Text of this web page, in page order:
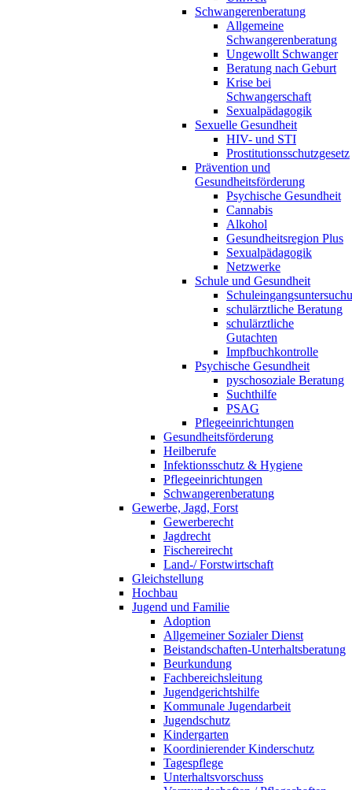
Schwangerenberatung
Allgemeine
Schwangerenberatung
Ungewollt Schwanger
Beratung nach Geburt
Krise bei
Schwangerschaft
Sexualpädagogik
Sexuelle Gesundheit
HIV- und STI
Prostitutionsschutzgesetz
Prävention und
Gesundheitsförderung
Psychische Gesundheit
Cannabis
Alkohol
Gesundheitsregion Plus
Sexualpädagogik
Netzwerke
Schule und Gesundheit
schulärztliche Beratung
schulärztliche
Gutachten
Impfbuchkontrolle
Psychische Gesundheit
pyschosoziale Beratung
Suchthilfe
PSAG
Pflegeeinrichtungen
Gesundheitsförderung
Heilberufe
Infektionsschutz & Hygiene
Pflegeeinrichtungen
Schwangerenberatung
Gewerbe, Jagd, Forst
Gewerberecht
Jagdrecht
Fischereirecht
Land-/ Forstwirtschaft
Gleichstellung
Hochbau
Jugend und Familie
Adoption
Allgemeiner Sozialer Dienst
Beistandschaften-Unterhaltsberatung
Beurkundung
Fachbereichsleitung
Jugendgerichtshilfe
Kommunale Jugendarbeit
Jugendschutz
Kindergarten
Koordinierender Kinderschutz
Tagespflege
Unterhaltsvorschuss